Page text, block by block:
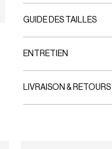
GUIDE DES TAILLES
ENTRETIEN
LIVRAISON & RETOURS